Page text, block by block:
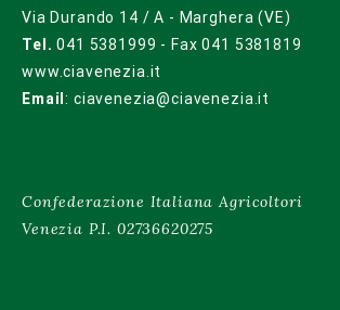
Via Durando 14 / A - Marghera (VE)
Tel. 041 5381999 - Fax 041 5381819
www.ciavenezia.it
Email: ciavenezia@ciavenezia.it
Confederazione Italiana Agricoltori
Venezia P.I. 02736620275